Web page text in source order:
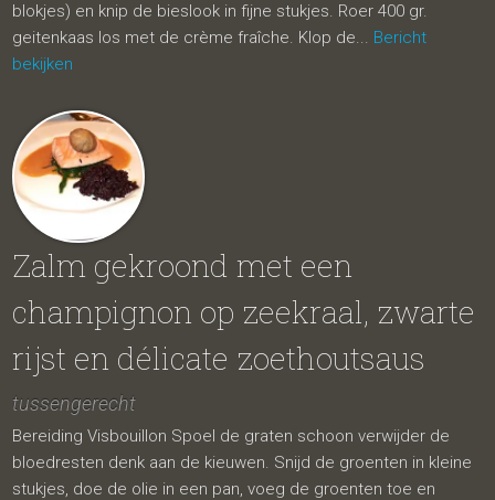
blokjes) en knip de bieslook in fijne stukjes. Roer 400 gr.
geitenkaas los met de crème fraîche. Klop de... Bericht
bekijken
Zalm gekroond met een
champignon op zeekraal, zwarte
rijst en délicate zoethoutsaus
tussengerecht
Bereiding Visbouillon Spoel de graten schoon verwijder de
bloedresten denk aan de kieuwen. Snijd de groenten in kleine
stukjes, doe de olie in een pan, voeg de groenten toe en